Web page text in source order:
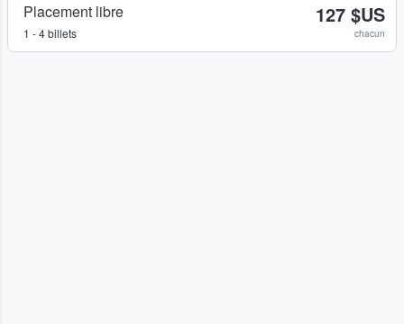
Placement libre
1 - 4 billets
127 $US
chacun